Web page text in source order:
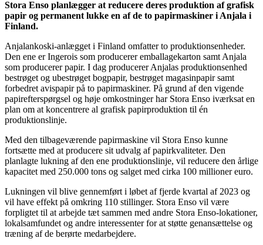
Stora Enso planlægger at reducere deres produktion af grafisk
papir og permanent lukke en af de to papirmaskiner i Anjala i
Finland.
Anjalankoski-anlægget i Finland omfatter to produktionsenheder.
Den ene er Ingerois som producerer emballagekarton samt Anjala
som producerer papir. I dag producerer Anjalas produktionsenhed
bestrøget og ubestrøget bogpapir, bestrøget magasinpapir samt
forbedret avispapir på to papirmaskiner. På grund af den vigende
papirefterspørgsel og høje omkostninger har Stora Enso iværksat en
plan om at koncentrere al grafisk papirproduktion til én
produktionslinje.
Med den tilbageværende papirmaskine vil Stora Enso kunne
fortsætte med at producere sit udvalg af papirkvaliteter. Den
planlagte lukning af den ene produktionslinje, vil reducere den årlige
kapacitet med 250.000 tons og salget med cirka 100 millioner euro.
Lukningen vil blive gennemført i løbet af fjerde kvartal af 2023 og
vil have effekt på omkring 110 stillinger. Stora Enso vil være
forpligtet til at arbejde tæt sammen med andre Stora Enso-lokationer,
lokalsamfundet og andre interessenter for at støtte genansættelse og
træning af de berørte medarbejdere.